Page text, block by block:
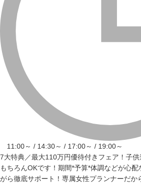
11:00～ / 14:30～ / 17:00～ / 19:00～
7大特典／最大110万円優待付きフェア！子
もちろんOKです！期間*予算*体調などが心
がら徹底サポート！専属女性プランナーだか